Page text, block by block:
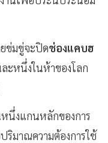
ข่มขู่จะปิดช่องแคบฮ
ะหนึ่งในห้าของโลก
นึ่งแกนหลักของการ
มาณความต้องการใช้